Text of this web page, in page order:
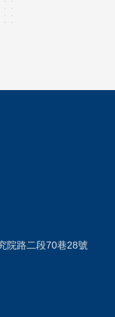
院路二段70巷28號